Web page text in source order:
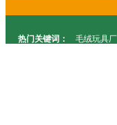
热门关键词： 毛绒玩具厂